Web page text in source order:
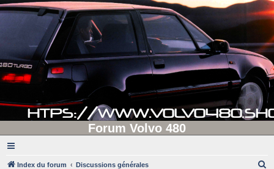
Forum Volvo 480
Index du forum Discussions générales